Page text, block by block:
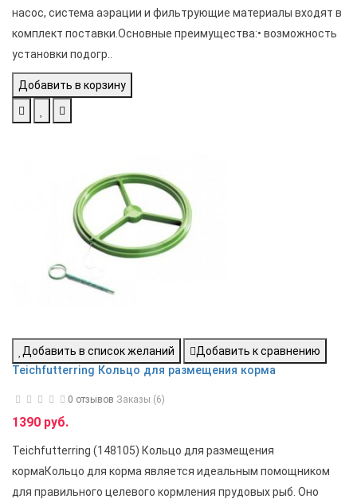
насос, система аэрации и фильтрующие материалы входят в
комплект поставки.Основные преимущества:• возможность
установки подогр..
Добавить в корзину
Добавить в список желаний
Добавить к сравнению
Teichfutterring Кольцо для размещения корма
0 отзывов Заказы (6)
1390 руб.
Teichfutterring (148105) Кольцо для размещения
кормаКольцо для корма является идеальным помощником
для правильного целевого кормления прудовых рыб. Оно